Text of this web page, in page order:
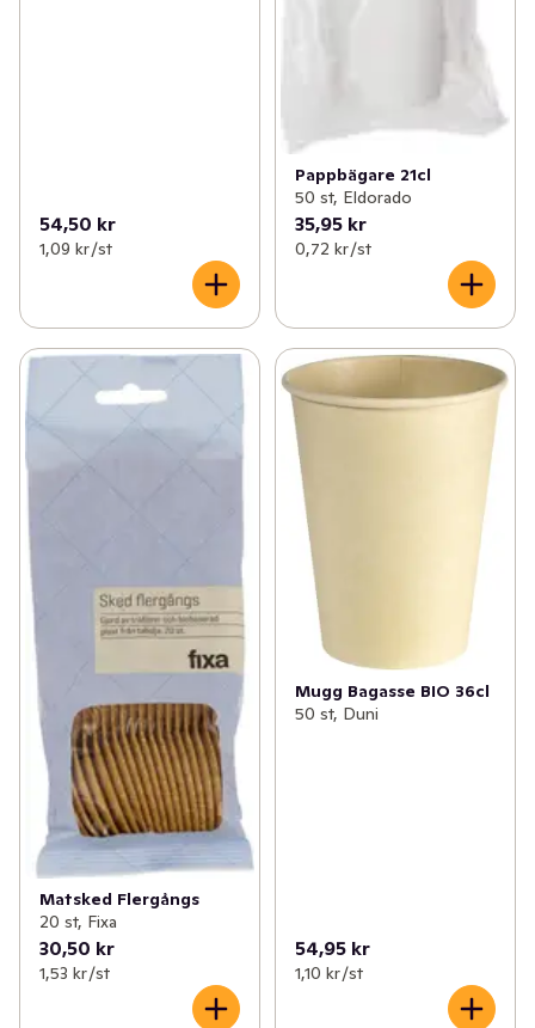
54,50 kr
1,09 kr /st
Pappbägare 21cl
50 st, Eldorado
35,95 kr
0,72 kr /st
Matsked Flergångs
20 st, Fixa
30,50 kr
1,53 kr /st
Mugg Bagasse BIO 36cl
50 st, Duni
54,95 kr
1,10 kr /st